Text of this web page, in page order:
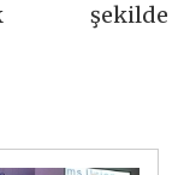
şekilde